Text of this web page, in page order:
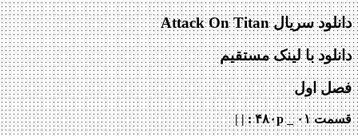
دانلود سریال Attack On Titan
دانلود با لینک مستقیم
فصل اول
قسمت ۰۱ _ ۴۸۰p : | |